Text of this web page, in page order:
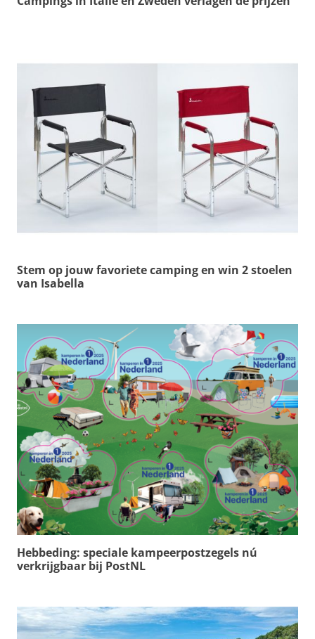
Stem op jouw favoriete camping en win 2 stoelen
van Isabella
Hebbeding: speciale kampeerpostzegels nú
verkrijgbaar bij PostNL